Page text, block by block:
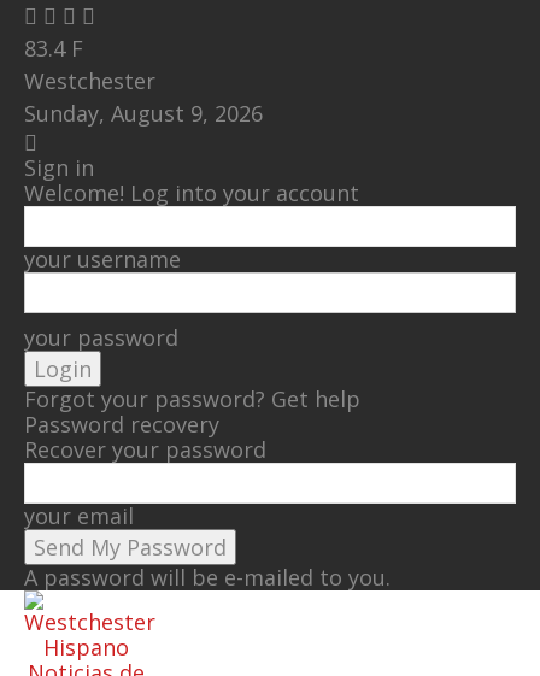
83.4 F
Westchester
Sunday, August 9, 2026
Sign in
Welcome! Log into your account
your username
your password
Forgot your password? Get help
Password recovery
Recover your password
your email
A password will be e-mailed to you.